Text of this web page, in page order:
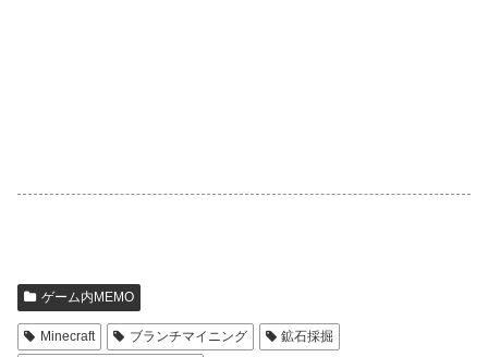
ゲーム内MEMO
Minecraft ブランチマイニング
鉱石採掘